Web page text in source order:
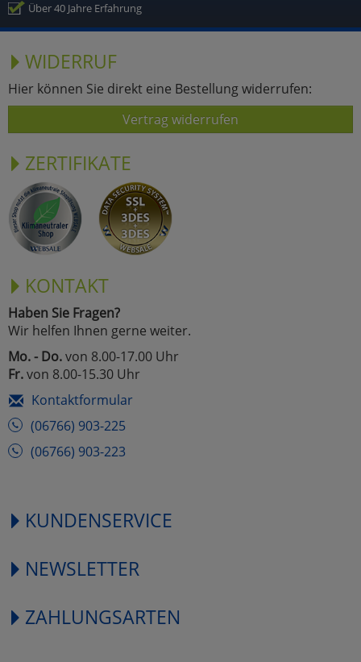
Über 40 Jahre Erfahrung
WIDERRUF
Hier können Sie direkt eine Bestellung widerrufen:
Vertrag widerrufen
ZERTIFIKATE
KONTAKT
Haben Sie Fragen?
Wir helfen Ihnen gerne weiter.
Mo. - Do.von 8.00-17.00 Uhr
Fr.von 8.00-15.30 Uhr
Kontaktformular
(06766) 903-225
(06766) 903-223
KUNDENSERVICE
NEWSLETTER
ZAHLUNGSARTEN